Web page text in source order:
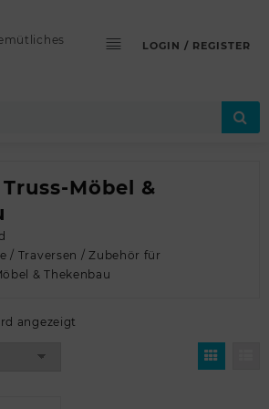
LOGIN / REGISTER
Truss-Möbel &
/ Traversen /Zubehör für
& Thekenbau
angezeigt